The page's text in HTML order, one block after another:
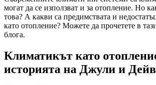
могат да се използват и за отопление. Но
това? А какви са предимствата и
като отопление? Можете да прочетете в
блога.
Климатикът като
историята на Джули и